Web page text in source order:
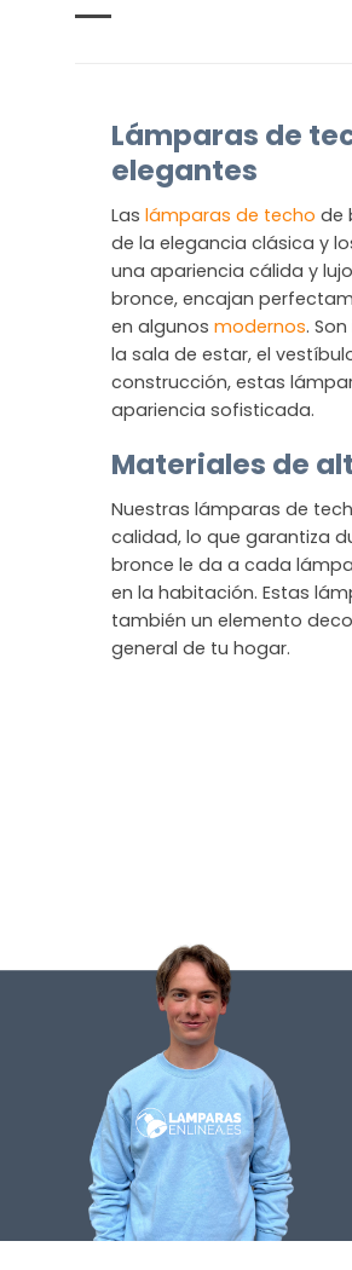
Lámparas de
elegantes
Las lámparas de techo de
de la elegancia clásica y
una apariencia cálida y
bronce, encajan
en algunos modernos.
la sala de estar, el
construcción, estas
apariencia sofisticada.
Materiales de
Nuestras lámparas de
calidad, lo que garantiza
bronce le da a cada
en la habitación. Estas
también un elemento
general de tu hogar.